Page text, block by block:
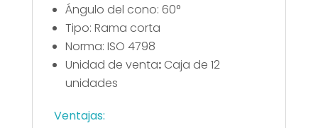
Ángulo del cono: 60°
Tipo: Rama corta
Norma: ISO 4798
Unidad de venta:Caja de 12
unidades
Ventajas: